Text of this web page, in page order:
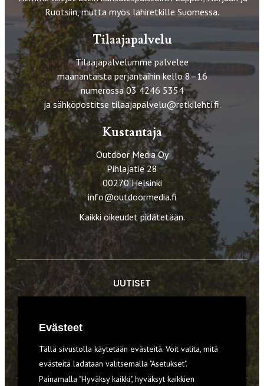
Ruotsiin, mutta myös lähiretkille Suomessa.
Tilaajapalvelu
Tilaajapalvelumme palvelee
maanantaista perjantaihin kello 8–16
numerossa 03 4246 5354
ja sähköpostitse tilaajapalvelu@retkilehti.fi.
Kustantaja
Outdoor Media Oy
Pihlajatie 28
00270 Helsinki
info@outdoormedia.fi
Kaikki oikeudet pidätetään.
UUTISET
VARUSTEET
Evästeet
Tällä sivustolla käytetään evästeitä. Voit valita, mitä
evästeitä ladataan valitsemalla "Asetukset".
Painamalla "Hyväksy kaikki", hyväksyt kaikkien